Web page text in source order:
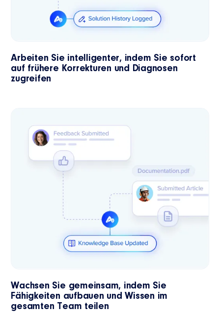
Arbeiten Sie intelligenter, indem Sie sofort
auf frühere Korrekturen und Diagnosen
zugreifen
Wachsen Sie gemeinsam, indem Sie
Fähigkeiten aufbauen und Wissen im
gesamten Team teilen